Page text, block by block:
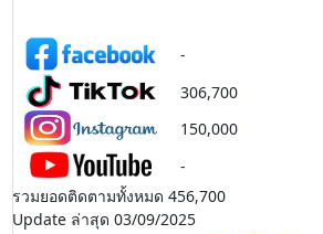
-
306,700
150,000
-
รวมยอดติดตามทั้งหมด 456,700
Update ล่าสุด 03/09/2025